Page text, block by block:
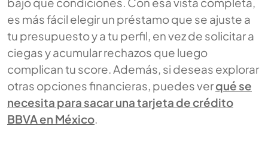
es más fácil elegir un préstamo que se ajuste a
tu presupuesto y a tu perfil, en vez de solicitar a
ciegas y acumular rechazos que luego
complican tu score. Además, si deseas explorar
otras opciones financieras, puedes verqué se
necesita para sacar una tarjeta de crédito
BBVA en México